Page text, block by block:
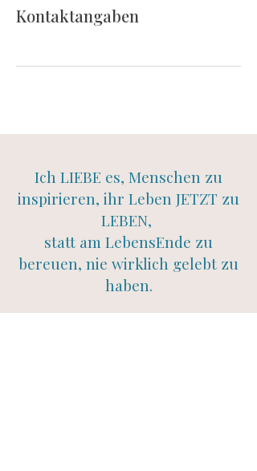
Kontaktangaben
Ich LIEBE es, Menschen zu
inspirieren, ihr Leben JETZT zu
LEBEN,
statt am LebensEnde zu
bereuen, nie wirklich gelebt zu
haben.